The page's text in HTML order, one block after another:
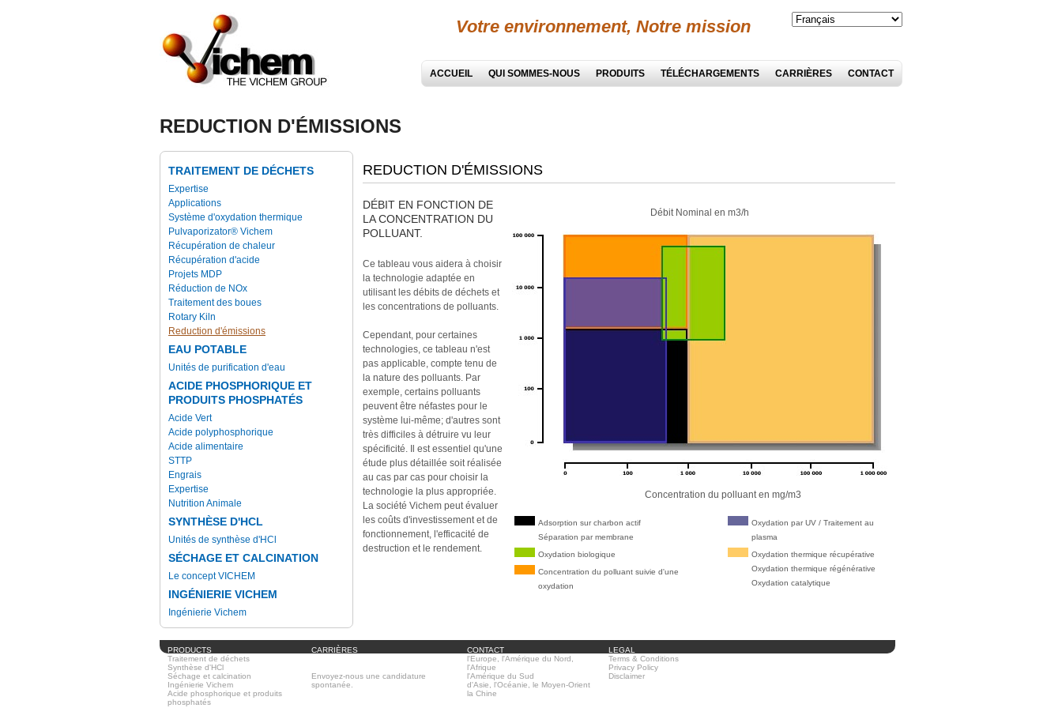
Votre environnement, Notre mission
ACCUEIL QUI SOMMES-NOUS PRODUITS TÉLÉCHARGEMENTS CARRIÈRES CONTACT
REDUCTION D'ÉMISSIONS
TRAITEMENT DE DÉCHETS
Expertise
Applications
Système d'oxydation thermique
Pulvaporizator® Vichem
Récupération de chaleur
Récupération d'acide
Projets MDP
Réduction de NOx
Traitement des boues
Rotary Kiln
Reduction d'émissions
EAU POTABLE
Unités de purification d'eau
ACIDE PHOSPHORIQUE ET
PRODUITS PHOSPHATÉS
Acide Vert
Acide polyphosphorique
Acide alimentaire
STTP
Engrais
Expertise
Nutrition Animale
SYNTHÈSE D'HCL
Unités de synthèse d'HCl
SÉCHAGE ET CALCINATION
Le concept VICHEM
INGÉNIERIE VICHEM
Ingénierie Vichem
REDUCTION D'ÉMISSIONS
Débit Nominal en m3/h
Concentration du polluant en mg/m3
Adsorption sur charbon actif
Séparation par membrane
Oxydation par UV / Traitement au
plasma
Oxydation biologique
Oxydation thermique récupérative
Oxydation thermique régénérative
Oxydation catalytique
Concentration du polluant suivie d'une
oxydation
DÉBIT EN FONCTION DE
LA CONCENTRATION DU
POLLUANT.
Ce tableau vous aidera à choisir
la technologie adaptée en
utilisant les débits de déchets et
les concentrations de polluants.
Cependant, pour certaines
technologies, ce tableau n'est
pas applicable, compte tenu de
la nature des polluants. Par
exemple, certains polluants
peuvent être néfastes pour le
système lui-même; d'autres sont
très difficiles à détruire vu leur
spécificité. Il est essentiel qu'une
étude plus détaillée soit réalisée
au cas par cas pour choisir la
technologie la plus appropriée.
La société Vichem peut évaluer
les coûts d'investissement et de
fonctionnement, l'efficacité de
destruction et le rendement.
PRODUCTS
Traitement de déchets
Synthèse d'HCl
Séchage et calcination
Ingénierie Vichem
Acide phosphorique et produits
phosphatés
CARRIÈRES
Envoyez-nous une candidature
spontanée.
CONTACT
l'Europe, l'Amérique du Nord,
l'Afrique
l'Amérique du Sud
d'Asie, l'Océanie, le Moyen-Orient
la Chine
LEGAL
Terms & Conditions
Privacy Policy
Disclaimer